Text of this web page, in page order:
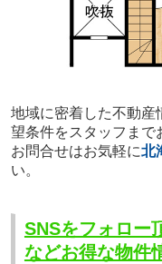
地域に密着した不動産
望条件をスタッフまで
お問合せはお気軽に北
い。
SNSをフォロー
などお得な物件